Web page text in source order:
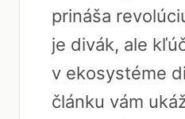
prináša
je divák, ale
v ekosystéme
článku vám